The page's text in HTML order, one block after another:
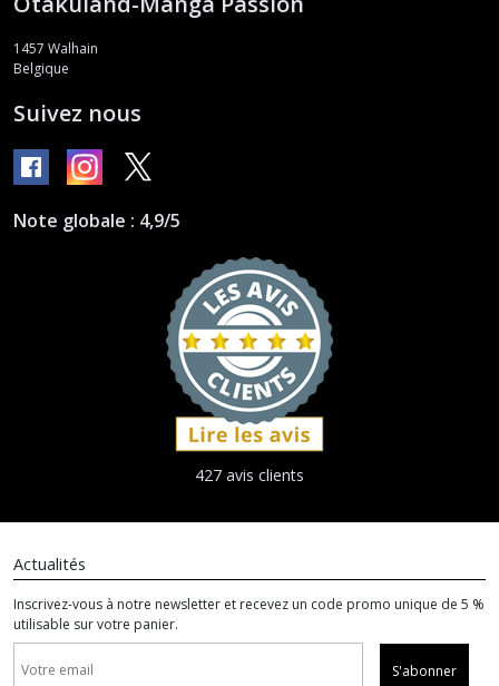
1457 Walhain
Belgique
Suivez nous
Note globale : 4,9/5
427 avis clients
Actualités
Inscrivez-vous à notre newsletter et recevez un code promo unique de 5 %
utilisable sur votre panier.
S'abonner